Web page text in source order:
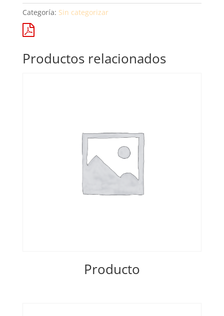
Categoría: Sin categorizar
Productos relacionados
Producto